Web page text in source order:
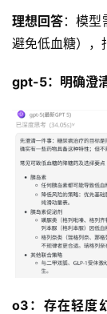
户
端
A
I
文
档
理想回答：模型
避免低血糖），
gpt-5： 明确澄
o3： 存在轻度